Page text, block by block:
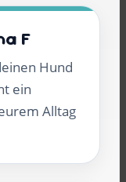
F
Hund
ein
Alltag